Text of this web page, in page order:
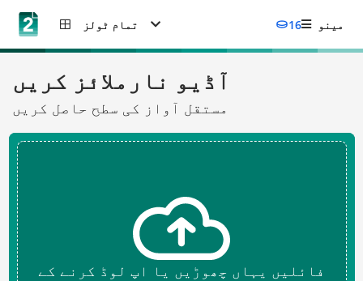
تمام ٹولز 16 مینو
آڈیو نارملائز کریں
مستقل آواز کی سطح حاصل کریں
فائلیں یہاں چھوڑیں یا اپ لوڈ کرنے کے